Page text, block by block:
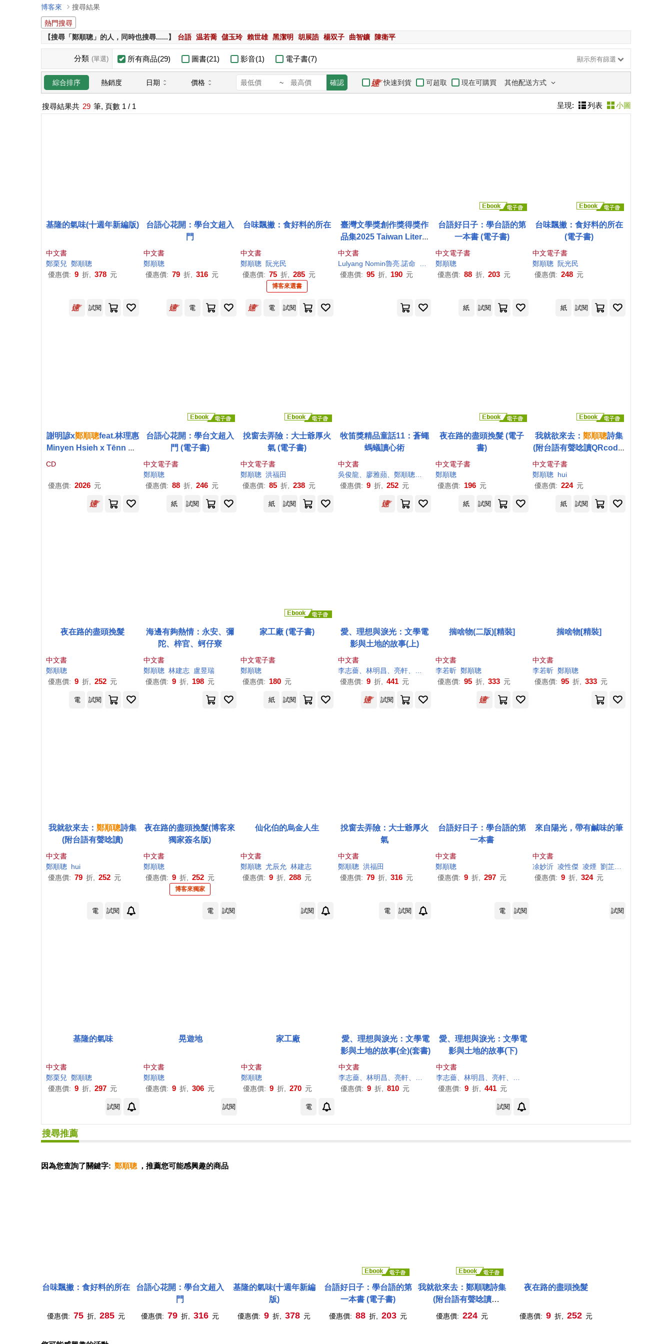
博客來
搜尋結果
熱門搜尋
【搜尋「鄭順聰」的人，同時也搜尋......】
台語 温若喬 儲玉玲 賴世雄 黑潔明 胡展誥 楊双子 曲智鑛 陳衛平
分類 (單選) 所有商品(29) 圖書(21) 影音(1) 電子書(7) 顯示所有篩選
綜合排序 熱銷度 日期 價格 ~ 確認 快速到貨 可超取 現在可購買 其他配送方式
搜尋結果共 29 筆, 頁數 1 / 1 呈現: 列表 小圖
基隆的氣味(十週年新編版)
中文書
鄭栗兒 鄭順聰
優惠價: 9 折, 378 元
台語心花開：學台文超入
門
中文書
鄭順聰
優惠價: 79 折, 316 元
台味飄撇：食好料的所在
中文書
鄭順聰
阮光民
優惠價: 75 折, 285 元
博客來選書
臺灣文學獎創作獎得獎作
品集2025 Taiwan Literat
ure Awards for original
works
中文書
Lulyang Nomin魯亮.諾命
Uhay Mali Pacidal徐邱宜婕 乜寇.索克魯曼 何志明
優惠價: 95 折, 190 元
台語好日子：學台語的第
一本書 (電子書)
中文電子書
鄭順聰
優惠價: 88 折, 203 元
台味飄撇：食好料的所在
(電子書)
中文電子書
鄭順聰
阮光民
優惠價: 248 元
試閱 電 電 試閱 紙 試閱 紙 試閱
謝明諺x鄭順聰feat.林理惠
Minyen Hsieh x Tēnn Sū
n-tshong Feat. Mars Lin
Tang-tsi-lí A Jazz Winter
CD
優惠價: 2026 元
台語心花開：學台文超入
門 (電子書)
中文電子書
鄭順聰
優惠價: 88 折, 246 元
挩窗去弄險：大士爺厚火
氣 (電子書)
中文電子書
鄭順聰 洪福田
優惠價: 85 折, 238 元
牧笛獎精品童話11：蒼蠅
螞蟻讀心術
中文書
吳俊龍、廖雅蘋、鄭順聰 、翁心怡、張淑慧、黃振寰
楊麗玲、貝果、陳盈帆、陳完玲、陳森田、陳狐狸
優惠價: 9 折, 252 元
夜在路的盡頭挽髮 (電子
書)
中文電子書
鄭順聰
優惠價: 196 元
我就欲來去：鄭順聰詩集
(附台語有聲唸讀QRcode)
(電子書)
中文電子書
鄭順聰
hui
優惠價: 224 元
紙 試閱 紙 試閱 紙 試閱 紙 試閱
夜在路的盡頭挽髮
中文書
鄭順聰
優惠價: 9 折, 252 元
海邊有夠熱情：永安、彌
陀、梓官、蚵仔寮
中文書
鄭順聰 林建志 盧昱瑞
優惠價: 9 折, 198 元
家工廠 (電子書)
中文電子書
鄭順聰
優惠價: 180 元
愛、理想與淚光：文學電
影與土地的故事(上)
中文書
優惠價: 9 折, 441 元
揣啥物(二版)[精裝]
中文書
李若昕 鄭順聰
優惠價: 95 折, 333 元
揣啥物[精裝]
中文書
李若昕 鄭順聰
優惠價: 95 折, 333 元
電 試閱 紙 試閱 試閱
我就欲來去： 鄭順聰詩集
(附台語有聲唸讀)
中文書
鄭順聰
hui
優惠價: 79 折, 252 元
夜在路的盡頭挽髮(博客來
獨家簽名版)
中文書
鄭順聰
優惠價: 9 折, 252 元
博客來獨家
仙化伯的烏金人生
中文書
鄭順聰 尤辰允 林建志
優惠價: 9 折, 288 元
挩窗去弄險：大士爺厚火
氣
中文書
鄭順聰 洪福田
優惠價: 79 折, 316 元
台語好日子：學台語的第
一本書
中文書
鄭順聰
優惠價: 9 折, 297 元
來自陽光，帶有鹹味的筆
中文書
凃妙沂 凌性傑 凌煙 劉芷妤
優惠價: 9 折, 324 元
電 試閱 電 試閱 試閱 電 試閱 電 試閱 試閱
基隆的氣味
中文書
鄭栗兒 鄭順聰
優惠價: 9 折, 297 元
晃遊地
中文書
鄭順聰
優惠價: 9 折, 306 元
家工廠
中文書
鄭順聰
優惠價: 9 折, 270 元
愛、理想與淚光：文學電
影與土地的故事(全)(套書)
中文書
優惠價: 9 折, 810 元
愛、理想與淚光：文學電
影與土地的故事(下)
中文書
優惠價: 9 折, 441 元
試閱 試閱 電 試閱
搜尋推薦
因為您查詢了關鍵字: 鄭順聰 ，推薦您可能感興趣的商品
台味飄撇：食好料的所在
優惠價: 75 折, 285 元
台語心花開：學台文超入
門
優惠價: 79 折, 316 元
基隆的氣味(十週年新編
版)
優惠價: 9 折, 378 元
台語好日子：學台語的第
一本書 (電子書)
優惠價: 88 折, 203 元
我就欲來去：鄭順聰詩集
(附台語有聲唸讀
QRcode) (電子書)
優惠價: 224 元
夜在路的盡頭挽髮
優惠價: 9 折, 252 元